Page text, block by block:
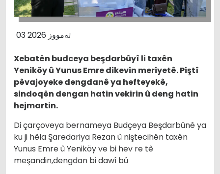
03 تەمووز 2026
Xebatên budceya beşdarbûyî li taxên
Yeniköy û Yunus Emre dikevin meriyetê. Piştî
pêvajoyeke dengdanê ya hefteyekê,
sindoqên dengan hatin vekirin û deng hatin
hejmartin.
Di çarçoveya bernameya Budçeya Beşdarbûnê ya
ku ji hêla Şaredariya Rezan û niştecihên taxên
Yunus Emre û Yeniköy ve bi hev re tê
meşandin,dengdan bi dawî bû